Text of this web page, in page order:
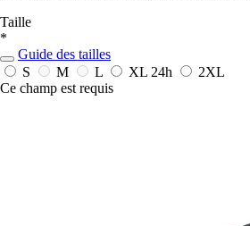
Taille
*
Guide des tailles
S
M L XL 24h
2XL
Ce champ est requis